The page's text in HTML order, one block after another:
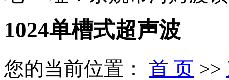
1024单槽式超声波
您的当前位置： 首 页 >>